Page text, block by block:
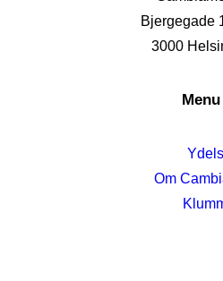
Bjergegade
3000
Menu
Om